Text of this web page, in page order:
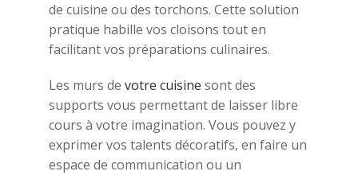
de cuisine ou des torchons. Cette solution
pratique habille vos cloisons tout en
facilitant vos préparations culinaires.
Les murs devotre cuisine sont des
supports vous permettant de laisser libre
cours à votre imagination. Vous pouvez y
exprimer vos talents décoratifs, en faire un
espace de communication ou un